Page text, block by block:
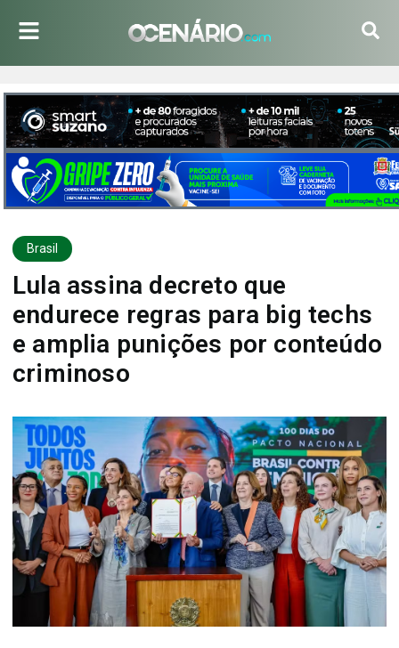
Brasil
Lula assina decreto que
endurece regras para big techs
e amplia punições por conteúdo
criminoso